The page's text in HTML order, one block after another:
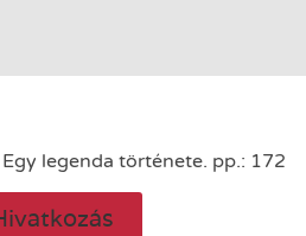
legenda története. pp.: 172